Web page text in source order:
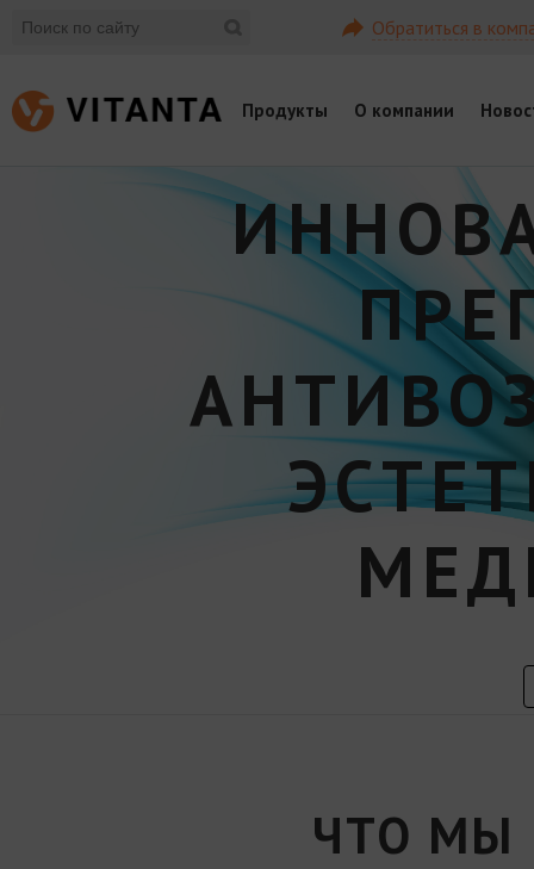
Обратиться в
Продукты О компании
ЧТО МЫ